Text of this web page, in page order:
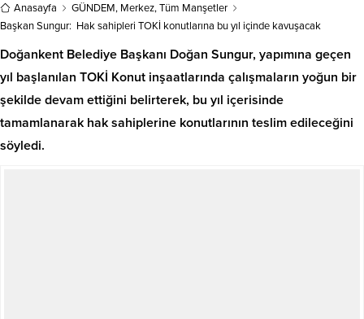
Anasayfa GÜNDEM, Merkez,Tüm Manşetler
Başkan Sungur: Hak sahipleri TOKİ konutlarına bu yıl içinde kavuşacak
Doğankent Belediye Başkanı Doğan Sungur, yapımına geçen
yıl başlanılan TOKİ Konut inşaatlarında çalışmaların yoğun bir
şekilde devam ettiğini belirterek, bu yıl içerisinde
tamamlanarak hak sahiplerine konutlarının teslim edileceğini
söyledi.